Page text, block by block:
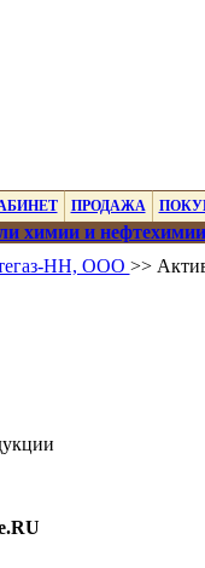
ПРОДАЖА
химии и нефтехимии
НН, ООО >>